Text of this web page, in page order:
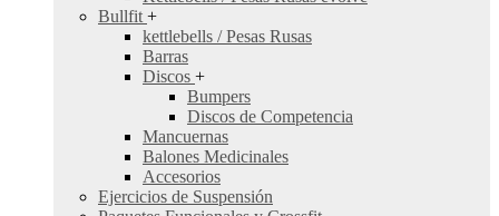
Bullfit +
kettlebells / Pesas Rusas
Barras
Discos +
Bumpers
Discos de Competencia
Mancuernas
Balones Medicinales
Accesorios
Ejercicios de Suspensión